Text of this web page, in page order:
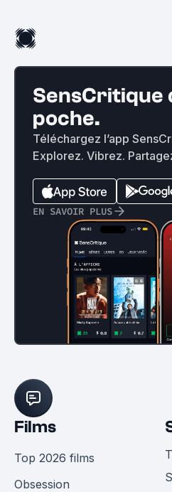
SensCritique
poche.
Téléchargez l’app
Explorez. Vibrez.
EN SAVOIR PLUS
Films
Top 2026 films
Obsession